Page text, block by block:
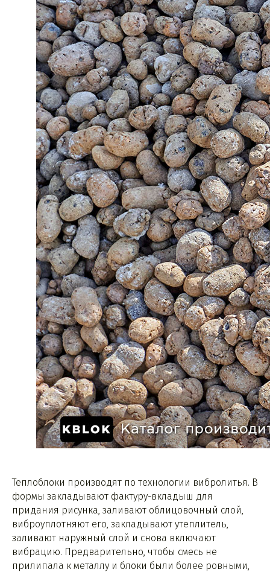
Теплоблоки производят по технологии вибролитья. В
формы закладывают фактуру-вкладыш для
придания рисунка, заливают облицовочный слой,
виброуплотняют его, закладывают утеплитель,
заливают наружный слой и снова включают
вибрацию. Предварительно, чтобы смесь не
прилипала к металлу и блоки были более ровными,